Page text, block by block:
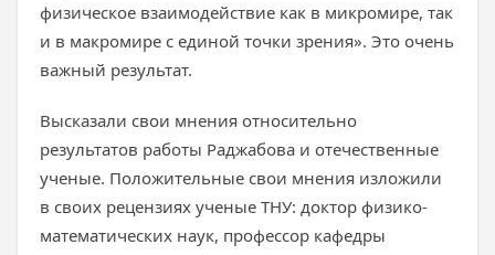
физическое взаимодействие как в микромире, так
и в макромире с единой точки зрения». Это очень
важный результат.
Высказали свои мнения относительно
результатов работы Раджабова и отечественные
ученые. Положительные свои мнения изложили
в своих рецензиях ученые ТНУ: доктор физико-
математических наук, профессор кафедры